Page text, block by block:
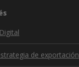
de exportación